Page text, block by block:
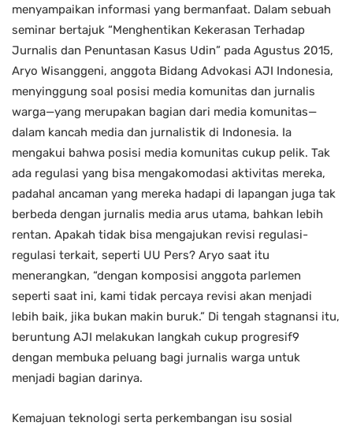
menyampaikan informasi yang bermanfaat. Dalam sebuah
seminar bertajuk “Menghentikan Kekerasan Terhadap
Jurnalis dan Penuntasan Kasus Udin” pada Agustus 2015,
Aryo Wisanggeni, anggota Bidang Advokasi AJI Indonesia,
menyinggung soal posisi media komunitas dan jurnalis
warga—yang merupakan bagian dari media komunitas—
dalam kancah media dan jurnalistik di Indonesia. Ia
mengakui bahwa posisi media komunitas cukup pelik. Tak
ada regulasi yang bisa mengakomodasi aktivitas mereka,
padahal ancaman yang mereka hadapi di lapangan juga tak
berbeda dengan jurnalis media arus utama, bahkan lebih
rentan. Apakah tidak bisa mengajukan revisi regulasi-
regulasi terkait, seperti UU Pers? Aryo saat itu
menerangkan, “dengan komposisi anggota parlemen
seperti saat ini, kami tidak percaya revisi akan menjadi
lebih baik, jika bukan makin buruk.” Di tengah stagnansi itu,
beruntung AJI melakukan langkah cukup progresif9
dengan membuka peluang bagi jurnalis warga untuk
menjadi bagian darinya.
Kemajuan teknologi serta perkembangan isu sosial